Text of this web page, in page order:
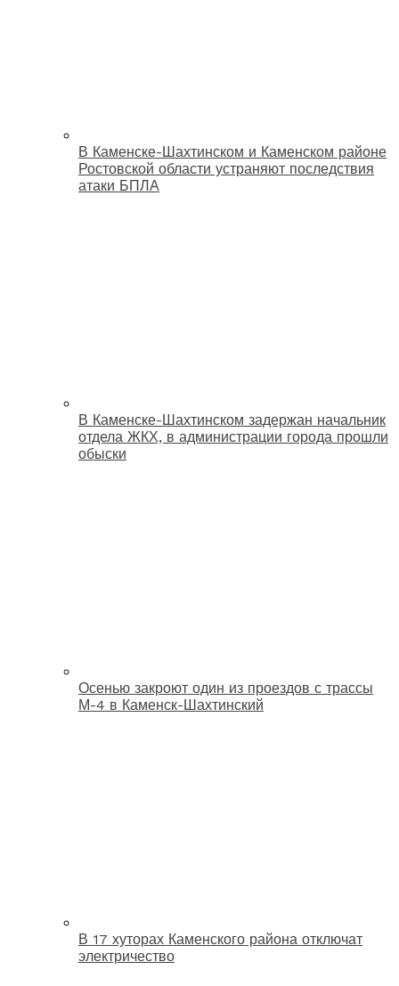
В Каменске-Шахтинском и Каменском районе
Ростовской области устраняют последствия
атаки БПЛА
В Каменске-Шахтинском задержан начальник
отдела ЖКХ, в администрации города прошли
обыски
Осенью закроют один из проездов с трассы
М-4 в Каменск-Шахтинский
В 17 хуторах Каменского района отключат
электричество